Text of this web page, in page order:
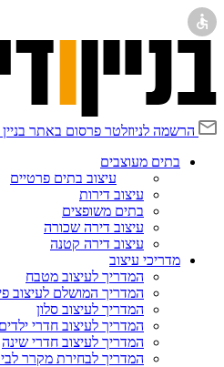
הרשמה לניוזלטר פרסום באתר בניין
בתים מעוצבים
עיצוב בתים פרטיים
עיצוב דירות
בתים משופצים
עיצוב דירה שכורה
עיצוב דירה קטנה
מדריכי עיצוב
המדריך לעיצוב מטבח
המדריך המושלם לעיצוב
המדריך לעיצוב סלון
המדריך לעיצוב חדרי ילדים
המדריך לעיצוב חדרי שינה
המדריך לבחירת מקרר